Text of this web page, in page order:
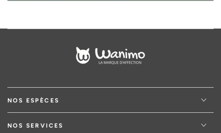
NOS ESPÈCES
NOS SERVICES